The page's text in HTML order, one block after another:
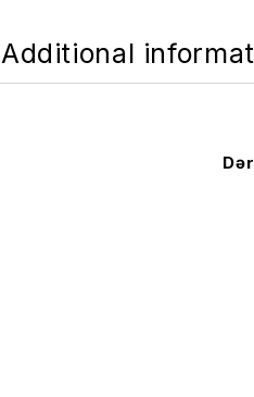
Additional